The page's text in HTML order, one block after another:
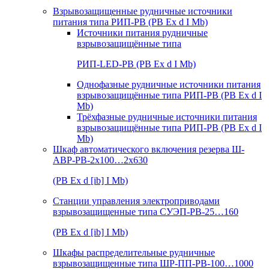
Взрывозащищенные рудничные источники
питания типа РИП-РВ (РВ Ex d I Mb)
Источники питания рудничные
взрывозащищённые типа
РИП-LED-РВ (РВ Ex d I Mb)
Однофазные рудничные источники питания
взрывозащищённые типа РИП-РВ (РВ Ex d I
Mb)
Трёхфазные рудничные источники питания
взрывозащищённые типа РИП-РВ (РВ Ex d I
Mb)
Шкаф автоматического включения резерва Ш-
АВР-РВ-2х100…2х630
(РВ Ex d [ib] I Mb)
Станции управления электроприводами
взрывозащищенные типа СУЭП-РВ-25…160
(РВ Ex d [ib] I Mb)
Шкафы распределительные рудничные
взрывозащищенные типа ШР-ПП-РВ-100…1000